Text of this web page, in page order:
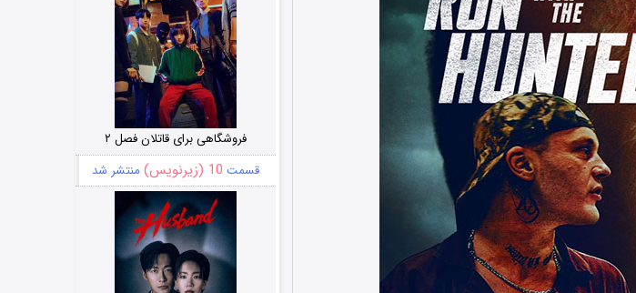
فروشگاهی برای قاتلان فصل ۲
قسمت 10 (زیرنویس) منتشر شد